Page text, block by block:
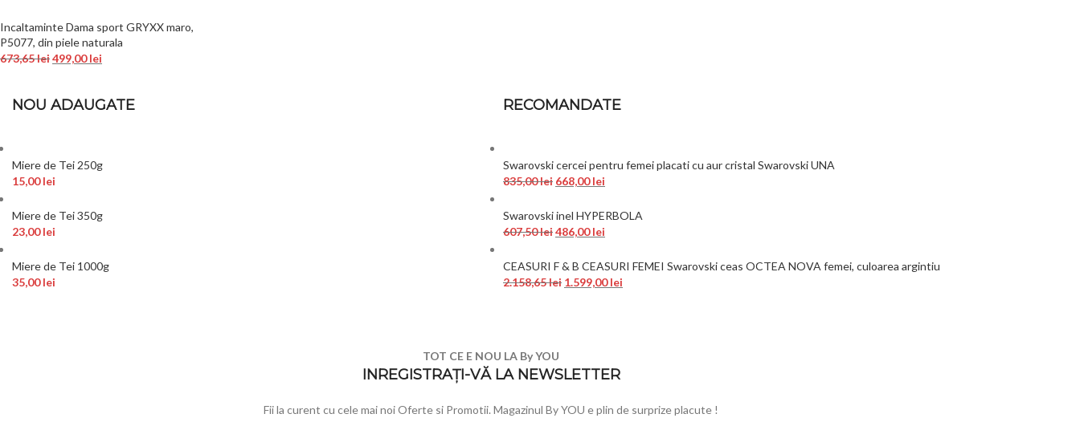
Incaltaminte Dama sport GRYXX maro,
P5077, din piele naturala
673,65lei499,00lei
NOU ADAUGATE
Miere de Tei 250g
15,00lei
Miere de Tei 350g
23,00lei
Miere de Tei 1000g
35,00lei
RECOMANDATE
Swarovski cercei pentru femei placati cu aur cristal Swarovski UNA
835,00lei 668,00lei
Swarovski inel HYPERBOLA
607,50lei486,00lei
CEASURI F & B CEASURI FEMEI Swarovski ceas OCTEA NOVA femei, culoarea argintiu
2.158,65lei 1.599,00lei
TOT CE E NOU LA By YOU
INREGISTRAȚI-VĂ LA NEWSLETTER
Fii la curent cu cele mai noi Oferte si Promotii. Magazinul By YOU e plin de surprize placute !